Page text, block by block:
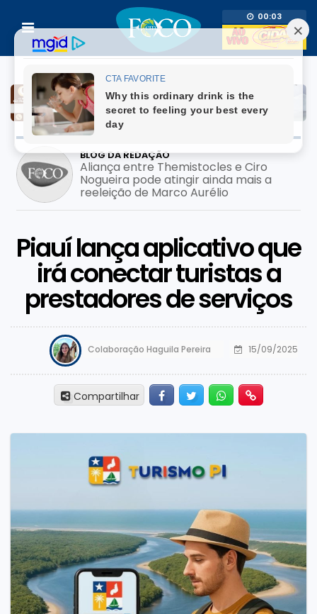
00:03
BLOG DA REDAÇÃO
Prefeito usa adesivo do filho pré-
candidato em mutirão de saúde; pode
configurar crime eleitoral?
Piauí lança aplicativo que
irá conectar turistas a
prestadores de serviços
Colaboração Haguila Pereira 15/09/2025
Compartilhar FacebookTwitter Whatsapp